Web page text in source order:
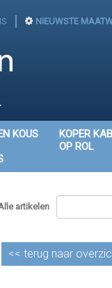
NIEUWSTE
KOUS
KOPER
OP ROL
artikelen
<< terug naar